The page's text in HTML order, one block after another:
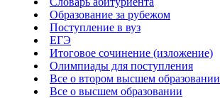
Образование за рубежом
Поступление в вуз
ЕГЭ
Итоговое сочинение (изложение)
Олимпиады для поступления
Все о втором высшем образовании
Все о высшем образовании